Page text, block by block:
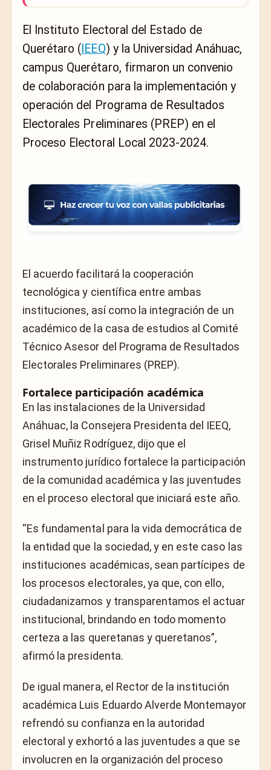
El Instituto Electoral del Estado de
Querétaro ( IEEQ) y la Universidad Anáhuac,
campus Querétaro, firmaron un convenio
de colaboración para la implementación y
operación del Programa de Resultados
Electorales Preliminares (PREP) en el
Proceso Electoral Local 2023-2024.
El acuerdo facilitará la cooperación
tecnológica y científica entre ambas
instituciones, así como la integración de un
académico de la casa de estudios al Comité
Técnico Asesor del Programa de Resultados
Electorales Preliminares (PREP).
Fortalece participación académica
En las instalaciones de la Universidad
Anáhuac, la Consejera Presidenta del IEEQ,
Grisel Muñiz Rodríguez, dijo que el
instrumento jurídico fortalece la participación
de la comunidad académica y las juventudes
en el proceso electoral que iniciará este año.
“Es fundamental para la vida democrática de
la entidad que la sociedad, y en este caso las
instituciones académicas, sean partícipes de
los procesos electorales, ya que, con ello,
ciudadanizamos y transparentamos el actuar
institucional, brindando en todo momento
certeza a las queretanas y queretanos”,
afirmó la presidenta.
De igual manera, el Rector de la institución
académica Luis Eduardo Alverde Montemayor
refrendó su confianza en la autoridad
electoral y exhortó a las juventudes a que se
involucren en la organización del proceso